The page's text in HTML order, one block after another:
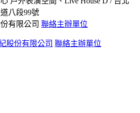
八段99號
有限公司 聯絡主辦單位
股份有限公司 聯絡主辦單位